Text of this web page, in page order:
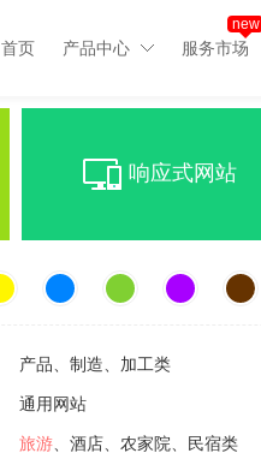
首页 产品中心 服务市场
new
响应式网站
产品、制造、加工类
通用网站
旅游 、酒店、农家院、民宿类